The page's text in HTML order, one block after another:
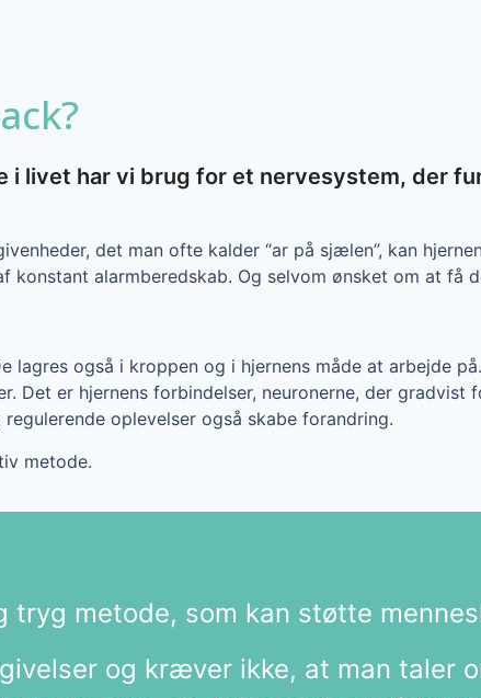
i livet har vi brug for et nervesystem, der
det man ofte kalder “ar på sjælen”, kan
konstant alarmberedskab. Og selvom ønsket om at
lagres også i kroppen og i hjernens måde at arbejde
er hjernens forbindelser, neuronerne, der
oplevelser også skabe forandring.
metode.
tryg metode, som kan støtte
og kræver ikke, at man taler